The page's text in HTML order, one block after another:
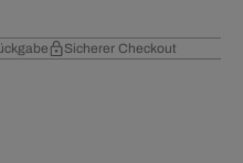
Sicherer Checkout